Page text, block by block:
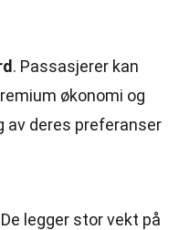
. Passasjerer kan
økonomi og
av deres preferanser
De legger stor vekt på